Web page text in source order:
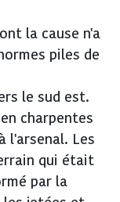
la cause n'a
piles de
le sud est.
charpentes
l'arsenal. Les
qui était
par la